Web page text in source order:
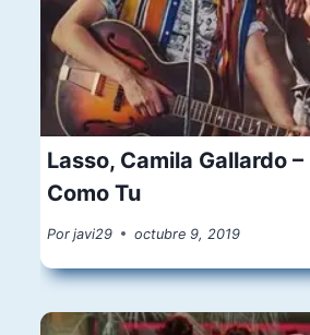
Lasso, Camila Gallardo
Como Tu
Por javi29 octubre 9, 2019